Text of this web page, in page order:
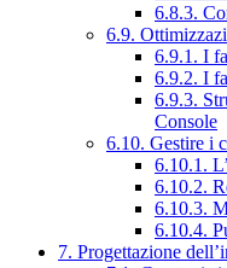
6.8.3.
6.9.
6.9.1. I
6.9.2. I
6.9.3.
Console
6.10. Gestire i
6.10.1.
6.10.2.
6.10.3.
6.10.4.
7. Progettazione